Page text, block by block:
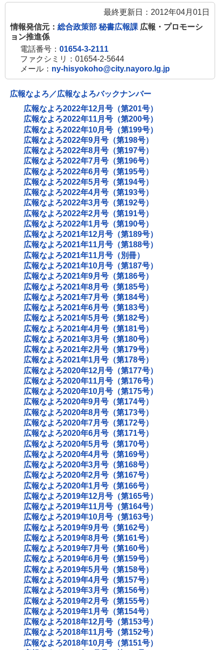
最終更新日：2012年04月01日
情報発信元： 総合政策部 秘書広報課 広報・プロモーシ
ョン推進係
電話番号： 01654-3-2111
ファクシミリ：01654-2-5644
メール： ny-hisyokoho@city.nayoro.lg.jp
広報なよろ／広報なよろバックナンバー
広報なよろ2022年12月号（第201号）
広報なよろ2022年11月号（第200号）
広報なよろ2022年10月号（第199号）
広報なよろ2022年9月号（第198号）
広報なよろ2022年8月号（第197号）
広報なよろ2022年7月号（第196号）
広報なよろ2022年6月号（第195号）
広報なよろ2022年5月号（第194号）
広報なよろ2022年4月号（第193号）
広報なよろ2022年3月号（第192号）
広報なよろ2022年2月号（第191号）
広報なよろ2022年1月号（第190号）
広報なよろ2021年12月号（第189号）
広報なよろ2021年11月号（第188号）
広報なよろ2021年11月号（別冊）
広報なよろ2021年10月号（第187号）
広報なよろ2021年9月号（第186号）
広報なよろ2021年8月号（第185号）
広報なよろ2021年7月号（第184号）
広報なよろ2021年6月号（第183号）
広報なよろ2021年5月号（第182号）
広報なよろ2021年4月号（第181号）
広報なよろ2021年3月号（第180号）
広報なよろ2021年2月号（第179号）
広報なよろ2021年1月号（第178号）
広報なよろ2020年12月号（第177号）
広報なよろ2020年11月号（第176号）
広報なよろ2020年10月号（第175号）
広報なよろ2020年9月号（第174号）
広報なよろ2020年8月号（第173号）
広報なよろ2020年7月号（第172号）
広報なよろ2020年6月号（第171号）
広報なよろ2020年5月号（第170号）
広報なよろ2020年4月号（第169号）
広報なよろ2020年3月号（第168号）
広報なよろ2020年2月号（第167号）
広報なよろ2020年1月号（第166号）
広報なよろ2019年12月号（第165号）
広報なよろ2019年11月号（第164号）
広報なよろ2019年10月号（第163号）
広報なよろ2019年9月号（第162号）
広報なよろ2019年8月号（第161号）
広報なよろ2019年7月号（第160号）
広報なよろ2019年6月号（第159号）
広報なよろ2019年5月号（第158号）
広報なよろ2019年4月号（第157号）
広報なよろ2019年3月号（第156号）
広報なよろ2019年2月号（第155号）
広報なよろ2019年1月号（第154号）
広報なよろ2018年12月号（第153号）
広報なよろ2018年11月号（第152号）
広報なよろ2018年10月号（第151号）